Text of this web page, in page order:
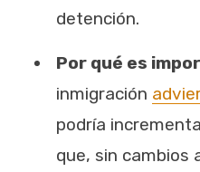
detención.
Por qué es
inmigración
podría
que, sin cambios